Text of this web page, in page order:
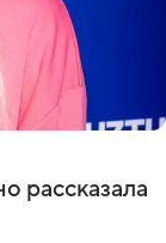
рассказала